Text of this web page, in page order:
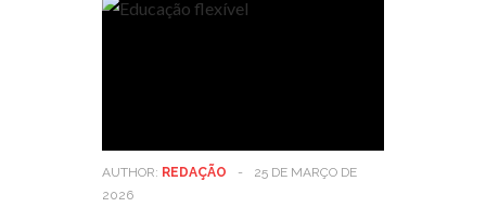
AUTHOR: REDAÇÃO -
25 DE MARÇO DE
2026